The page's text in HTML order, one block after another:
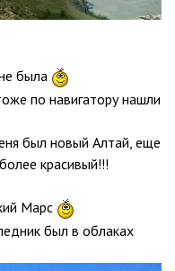
была
по навигатору нашли
был новый Алтай, еще
красивый!!!
Марс
был в облаках